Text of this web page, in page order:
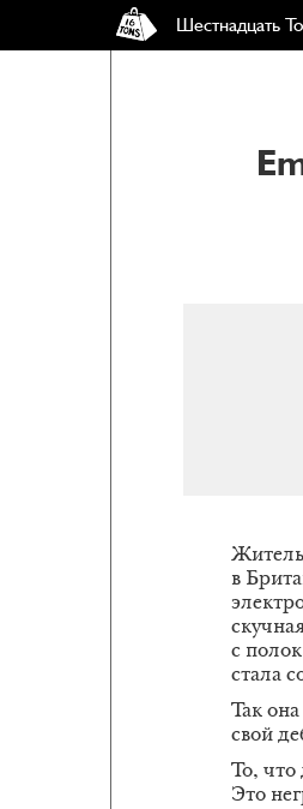
Шестнадцать
в
с
стала
Так
свой
То, что
Это